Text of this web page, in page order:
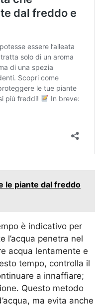
le piante dal freddo
è indicativo per
l’acqua penetra nel
acqua lentamente e
tempo, controlla il
a innaffiare;
Questo metodo
ma evita anche